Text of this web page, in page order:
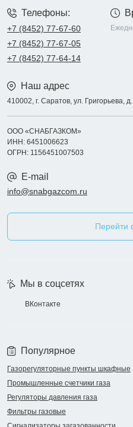
Телефоны:
+7 (8452) 77-67-60
+7 (8452) 77-67-05
+7 (8452) 77-64-14
Наш адрес
410002, г. Саратов, ул. Григорьева,
ООО «СНАБГАЗКОМ»
ИНН: 6451006623
ОГРН: 1156451007503
E-mail
info@snabgazcom.ru
Перейти
Популярное
Газорегуляторные пункты шкафные
Промышленные счетчики газа
Регуляторы давления газа
Фильтры газовые
Мы в соцсетях
ВКонтакте